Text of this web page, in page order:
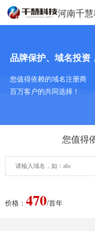
河南千
品牌保护、域名投
您值得依赖的域名注册商
百万客户的共同选择！
您值得
价格： 470/首年